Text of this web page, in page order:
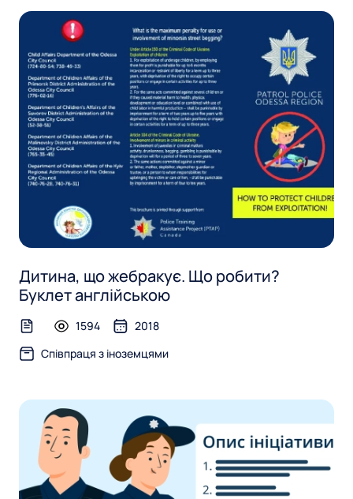
Дитина, що жебракує. Що робити?
Буклет англійською
text-file1594
2018
Співпраця з іноземцями